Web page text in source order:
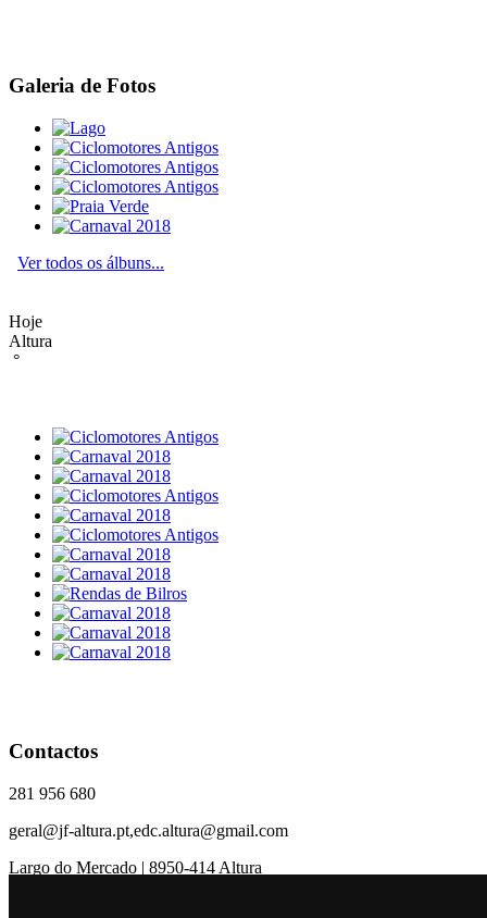
Galeria de Fotos
Ver todos os álbuns...
Hoje
Altura
°
Contactos
281 956 680
geral@jf-altura.pt,edc.altura@gmail.com
Largo do Mercado | 8950-414 Altura